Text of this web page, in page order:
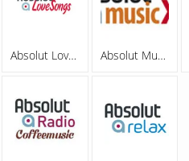
Absolut Lovesongs Absolut MusicXL